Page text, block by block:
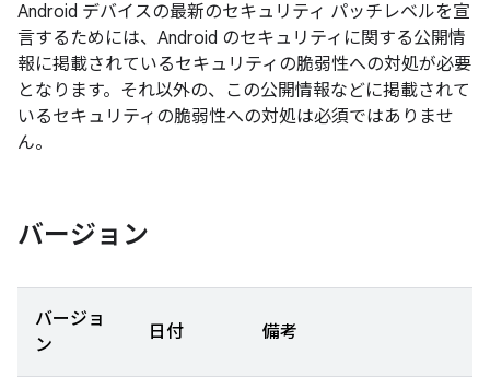
Android デバイスの最新のセキュリティ パッチレベルを宣
言するためには、Android のセキュリティに関する公開情
報に掲載されているセキュリティの脆弱性への対処が必要
となります。それ以外の、この公開情報などに掲載されて
いるセキュリティの脆弱性への対処は必須ではありませ
ん。
バージョン
バージョ
ン
日付 備考